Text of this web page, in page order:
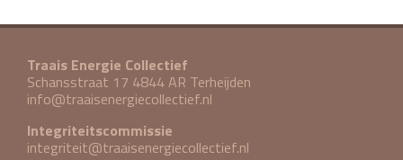
Traais Energie Collectief
Schansstraat 17 4844 AR Terheijden
info@traaisenergiecollectief.nl
Integriteitscommissie
integriteit@traaisenergiecollectief.nl